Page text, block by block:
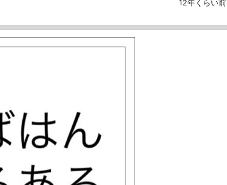
12年くらい前